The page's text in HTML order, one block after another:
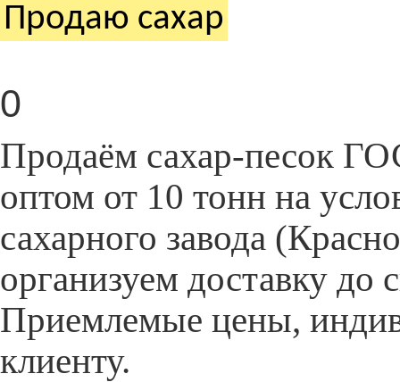
Продаю cахар
0
Продаём сахар-песок
оптом от 10 тонн на
сахарного завода
организуем доставку до
Приемлемые цены,
клиенту.